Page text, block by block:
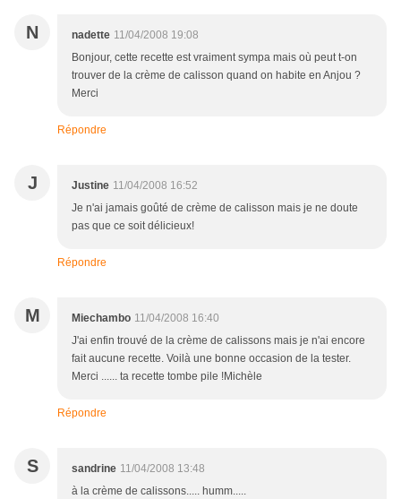
N nadette 11/04/2008 19:08
Bonjour, cette recette est vraiment sympa mais où peut t-on
trouver de la crème de calisson quand on habite en Anjou ?
Merci
Répondre
J Justine 11/04/2008 16:52
Je n'ai jamais goûté de crème de calisson mais je ne doute
pas que ce soit délicieux!
Répondre
M Miechambo 11/04/2008 16:40
J'ai enfin trouvé de la crème de calissons mais je n'ai encore
fait aucune recette. Voilà une bonne occasion de la tester.
Merci ...... ta recette tombe pile !Michèle
Répondre
S sandrine 11/04/2008 13:48
à la crème de calissons..... humm.....